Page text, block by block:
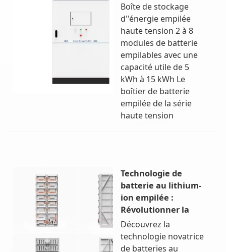
Boîte de stockage
d''énergie empilée
haute tension 2 à 8
modules de batterie
empilables avec une
capacité utile de 5
kWh à 15 kWh Le
boîtier de batterie
empilée de la série
haute tension
Technologie de
batterie au lithium-
ion empilée :
Révolutionner la
Découvrez la
technologie novatrice
de batteries au